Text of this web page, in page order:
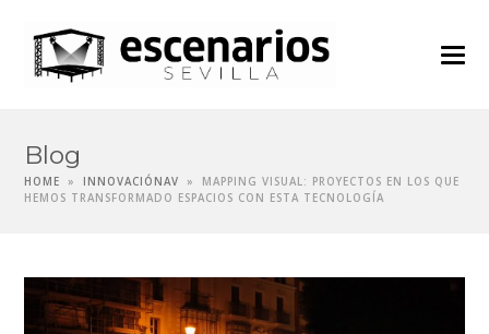
Blog
HOME » INNOVACIÓNAV »
MAPPING VISUAL: PROYECTOS EN LOS QUE
HEMOS TRANSFORMADO ESPACIOS CON ESTA TECNOLOGÍA